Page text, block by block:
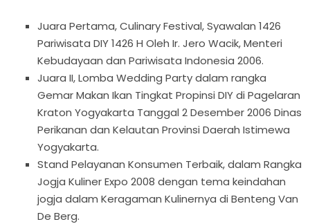
Juara Pertama, Culinary Festival, Syawalan 1426
Pariwisata DIY 1426 H Oleh Ir. Jero Wacik, Menteri
Kebudayaan dan Pariwisata Indonesia 2006.
Juara II, Lomba Wedding Party dalam rangka
Gemar Makan Ikan Tingkat Propinsi DIY di Pagelaran
Kraton Yogyakarta Tanggal 2 Desember 2006 Dinas
Perikanan dan Kelautan Provinsi Daerah Istimewa
Yogyakarta.
Stand Pelayanan Konsumen Terbaik, dalam Rangka
Jogja Kuliner Expo 2008 dengan tema keindahan
jogja dalam Keragaman Kulinernya di Benteng Van
De Berg.